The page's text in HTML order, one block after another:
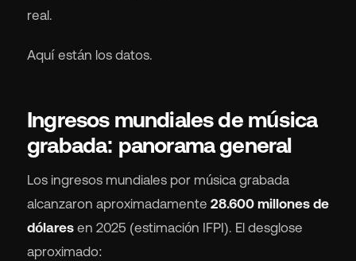
real.
Aquí están los datos.
Ingresos mundiales de música
grabada: panorama general
Los ingresos mundiales por música grabada
alcanzaron aproximadamente 28.600 millones de
dólares en 2025 (estimación IFPI). El desglose
aproximado: